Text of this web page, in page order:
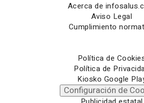
Acerca de
Aviso Legal
Cumplimiento
Política de
Política de
Kiosko Google
Configuración de